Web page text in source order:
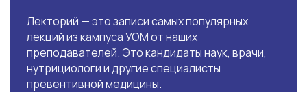
Лекторий — это записи самых популярных
лекций из кампуса УОМ от наших
преподавателей. Это кандидаты наук, врачи,
нутрициологи и другие специалисты
превентивной медицины.